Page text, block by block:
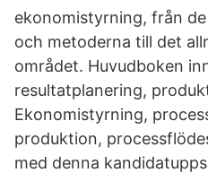
ekonomistyrning, från
och metoderna till det
området. Huvudboken
resultatplanering,
Ekonomistyrning,
produktion,
med denna